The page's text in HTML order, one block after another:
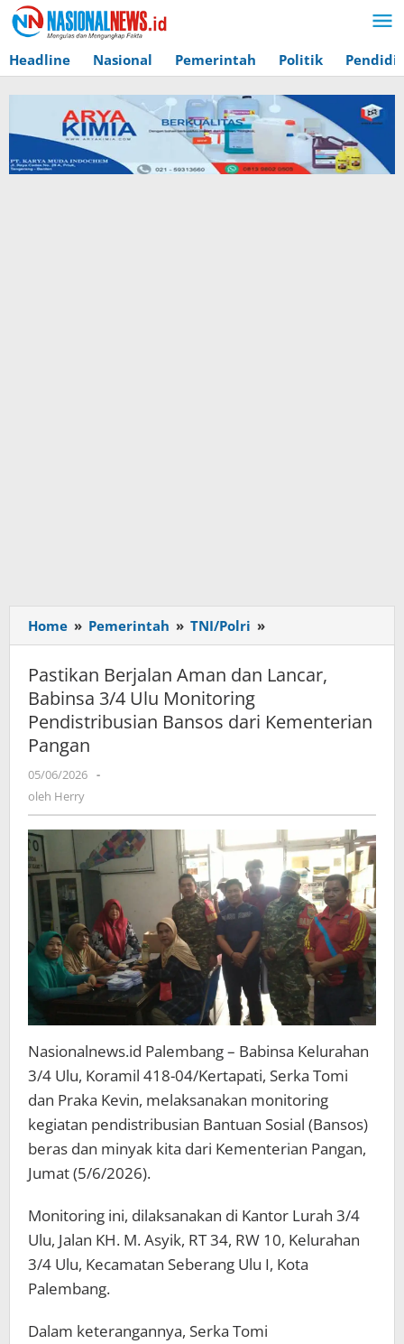
Lewati
ke
konten
Headline Nasional Pemerintah Politik
Home » Pemerintah » TNI/Polri »
Berjalan
Aman
dan
Babinsa
dari
Kementerian
Pangan
Pastikan Berjalan Aman dan Lancar,
Babinsa 3/4 Ulu Monitoring
Pendistribusian Bansos dari Kementerian
Pangan
05/06/2026 oleh
-
oleh Herry
Nasionalnews.id Palembang – Babinsa Kelurahan
3/4 Ulu, Koramil 418-04/Kertapati, Serka Tomi
dan Praka Kevin, melaksanakan monitoring
kegiatan pendistribusian Bantuan Sosial (Bansos)
beras dan minyak kita dari Kementerian Pangan,
Jumat (5/6/2026).
Monitoring ini, dilaksanakan di Kantor Lurah 3/4
Ulu, Jalan KH. M. Asyik, RT 34, RW 10, Kelurahan
3/4 Ulu, Kecamatan Seberang Ulu I, Kota
Palembang.
Dalam keterangannya, Serka Tomi